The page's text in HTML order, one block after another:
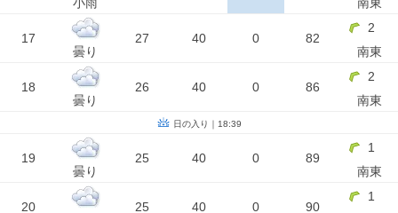
17
曇り
27 40 0 82
2
南東
18
曇り
26 40 0 86
2
南東
日の入り｜18:39
19
曇り
25 40 0 89
1
南東
20
25 40 0 90
1